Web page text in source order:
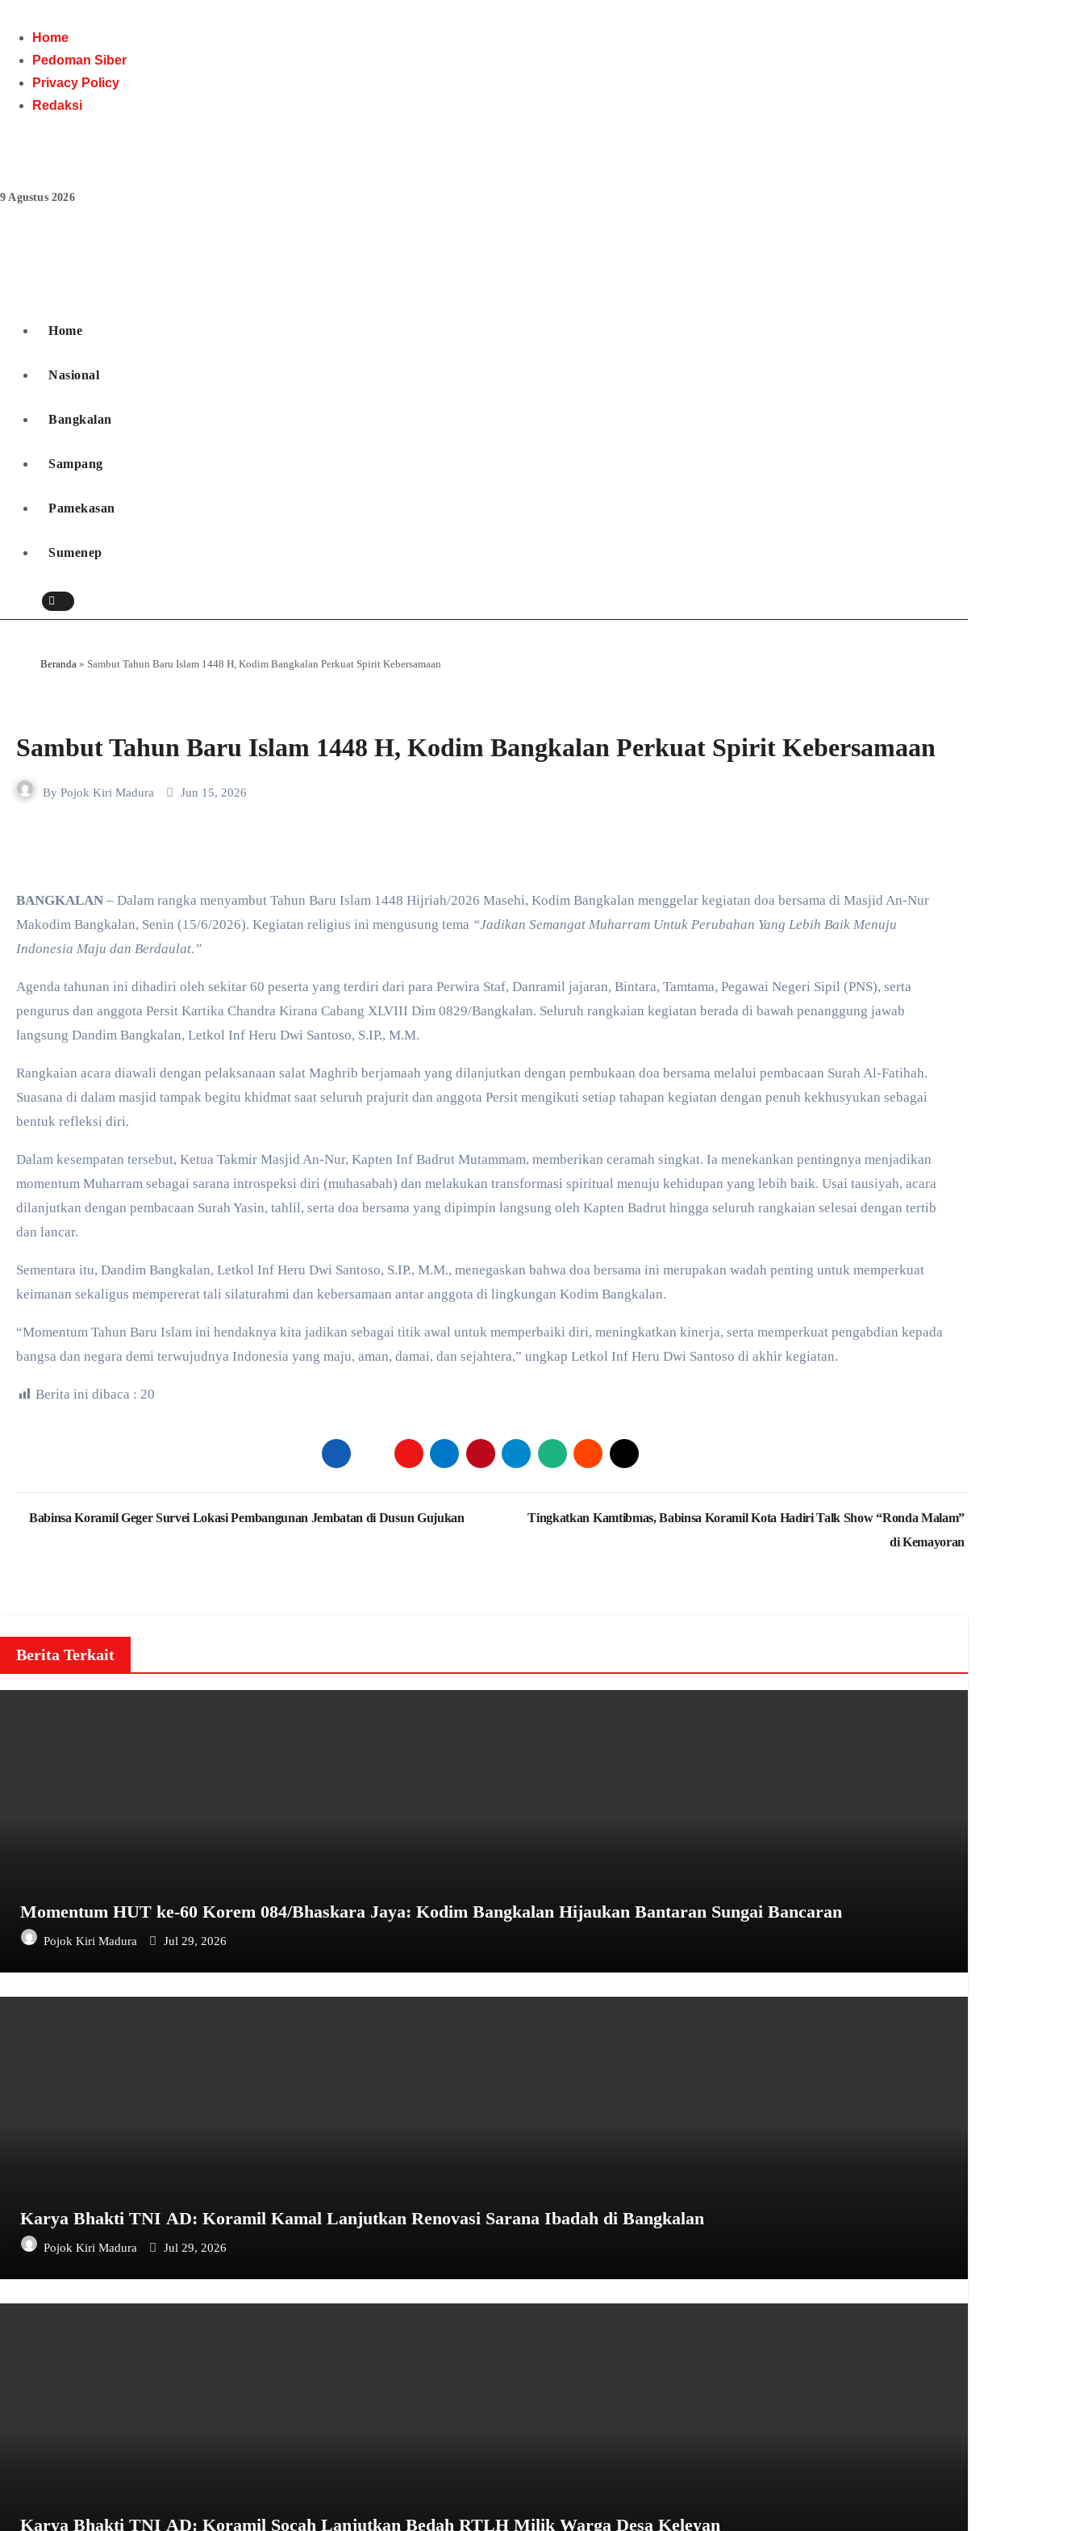
content
Home
Pedoman Siber
Privacy Policy
Redaksi
9 Agustus 2026
Home
Nasional
Bangkalan
Sampang
Pamekasan
Sumenep
Beranda » Sambut Tahun Baru Islam 1448 H, Kodim Bangkalan Perkuat Spirit Kebersamaan
Sambut Tahun Baru Islam 1448 H, Kodim Bangkalan Perkuat Spirit Kebersamaan
By Pojok Kiri Madura Jun 15, 2026
BANGKALAN – Dalam rangka menyambut Tahun Baru Islam 1448 Hijriah/2026 Masehi, Kodim Bangkalan menggelar kegiatan doa bersama di Masjid An-Nur
Makodim Bangkalan, Senin (15/6/2026). Kegiatan religius ini mengusung tema “Jadikan Semangat Muharram Untuk Perubahan Yang Lebih Baik Menuju
Indonesia Maju dan Berdaulat.”
​Agenda tahunan ini dihadiri oleh sekitar 60 peserta yang terdiri dari para Perwira Staf, Danramil jajaran, Bintara, Tamtama, Pegawai Negeri Sipil (PNS), serta
pengurus dan anggota Persit Kartika Chandra Kirana Cabang XLVIII Dim 0829/Bangkalan. Seluruh rangkaian kegiatan berada di bawah penanggung jawab
langsung Dandim Bangkalan, Letkol Inf Heru Dwi Santoso, S.IP., M.M.
​Rangkaian acara diawali dengan pelaksanaan salat Maghrib berjamaah yang dilanjutkan dengan pembukaan doa bersama melalui pembacaan Surah Al-Fatihah.
Suasana di dalam masjid tampak begitu khidmat saat seluruh prajurit dan anggota Persit mengikuti setiap tahapan kegiatan dengan penuh kekhusyukan sebagai
bentuk refleksi diri.
​Dalam kesempatan tersebut, Ketua Takmir Masjid An-Nur, Kapten Inf Badrut Mutammam, memberikan ceramah singkat. Ia menekankan pentingnya menjadikan
momentum Muharram sebagai sarana introspeksi diri (muhasabah) dan melakukan transformasi spiritual menuju kehidupan yang lebih baik. Usai tausiyah, acara
dilanjutkan dengan pembacaan Surah Yasin, tahlil, serta doa bersama yang dipimpin langsung oleh Kapten Badrut hingga seluruh rangkaian selesai dengan tertib
dan lancar.
​Sementara itu, Dandim Bangkalan, Letkol Inf Heru Dwi Santoso, S.IP., M.M., menegaskan bahwa doa bersama ini merupakan wadah penting untuk memperkuat
keimanan sekaligus mempererat tali silaturahmi dan kebersamaan antar anggota di lingkungan Kodim Bangkalan.
​“Momentum Tahun Baru Islam ini hendaknya kita jadikan sebagai titik awal untuk memperbaiki diri, meningkatkan kinerja, serta memperkuat pengabdian kepada
bangsa dan negara demi terwujudnya Indonesia yang maju, aman, damai, dan sejahtera,” ungkap Letkol Inf Heru Dwi Santoso di akhir kegiatan.
Berita ini dibaca : 20
Navigasi
Babinsa Koramil Geger Survei Lokasi Pembangunan Jembatan di Dusun Gujukan
Tingkatkan Kamtibmas, Babinsa Koramil Kota Hadiri Talk Show “Ronda Malam”
di Kemayoran
Berita Terkait
Momentum HUT ke-60 Korem 084/Bhaskara Jaya: Kodim Bangkalan Hijaukan Bantaran Sungai Bancaran
Pojok Kiri Madura Jul 29, 2026
Karya Bhakti TNI AD: Koramil Kamal Lanjutkan Renovasi Sarana Ibadah di Bangkalan
Pojok Kiri Madura Jul 29, 2026
Karya Bhakti TNI AD: Koramil Socah Lanjutkan Bedah RTLH Milik Warga Desa Keleyan